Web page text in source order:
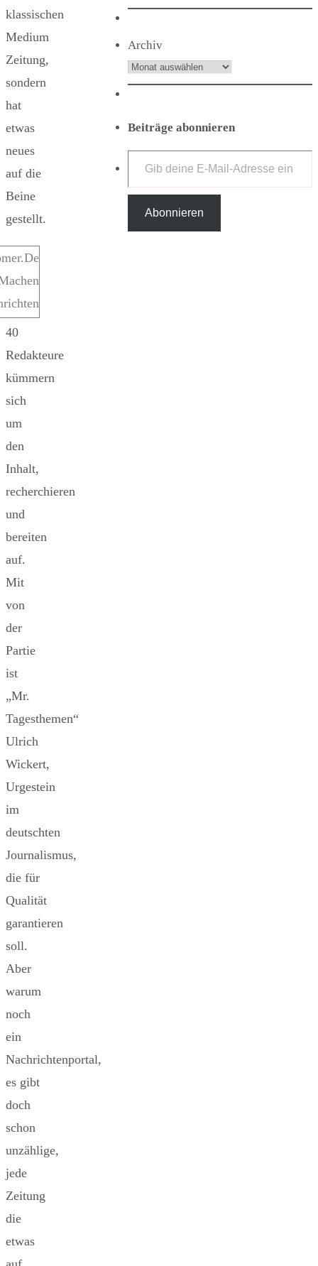
klassischen
Medium
Zeitung,
sondern
hat
etwas
neues
auf die
Beine
gestellt.
40
Redakteure
kümmern
sich
um
den
Inhalt,
recherchieren
und
bereiten
auf.
Mit
von
der
Partie
ist
„Mr.
Tagesthemen“
Ulrich
Wickert,
Urgestein
im
deutschten
Journalismus,
die für
Qualität
garantieren
soll.
Aber
warum
noch
ein
Nachrichtenportal,
es gibt
doch
schon
unzählige,
jede
Zeitung
die
etwas
Archiv
Beiträge abonnieren
Gib deine E-Mail-Adresse ein ...
Abonnieren